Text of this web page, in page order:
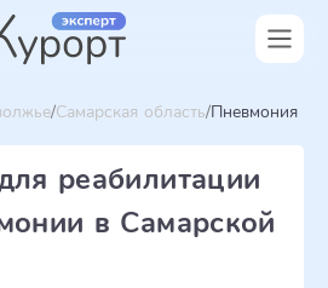
Самарская область Пневмония
реабилитации
в Самарской